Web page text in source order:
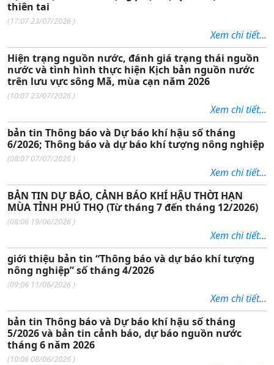
thiên tai
(17:07 23/07/2026 )
Xem chi tiết...
Hiện trạng nguồn nước, đánh giá trạng thái nguồn
nước và tình hình thực hiện Kịch bản nguồn nước
trên lưu vực sông Mã, mùa cạn năm 2026
(10:07 23/07/2026 )
Xem chi tiết...
bản tin Thông báo và Dự báo khí hậu số tháng
6/2026; Thông báo và dự báo khí tượng nông nghiệp
(08:07 07/07/2026 )
Xem chi tiết...
BẢN TIN DỰ BÁO, CẢNH BÁO KHÍ HẬU THỜI HẠN
MÙA TỈNH PHÚ THỌ (Từ tháng 7 đến tháng 12/2026)
(08:06 19/06/2026 )
Xem chi tiết...
giới thiệu bản tin “Thông báo và dự báo khí tượng
nông nghiệp” số tháng 4/2026
(09:06 11/06/2026 )
Xem chi tiết...
bản tin Thông báo và Dự báo khí hậu số tháng
5/2026 và bản tin cảnh báo, dự báo nguồn nước
tháng 6 năm 2026
(10:06 08/06/2026 )